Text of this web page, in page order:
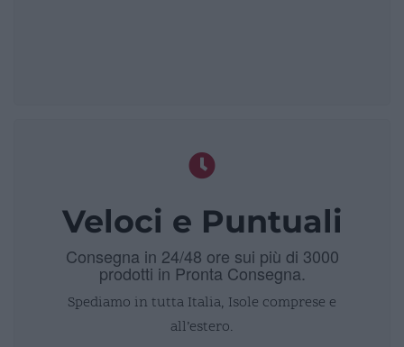
Veloci e Puntuali
Consegna in 24/48 ore sui più di 3000
prodotti in Pronta Consegna.
Spediamo in tutta Italia, Isole comprese e
all’estero.